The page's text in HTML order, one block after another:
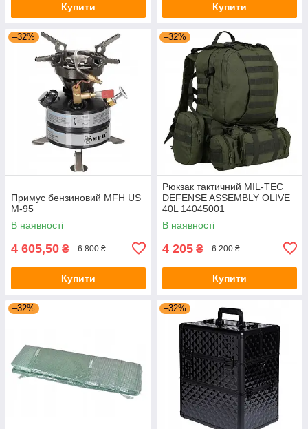
Купити Купити
–32%
Примус бензиновий MFH US
M-95
В наявності
4 605,50 ₴ 6 800 ₴
Купити
–32%
Рюкзак тактичний MIL-TEC
DEFENSE ASSEMBLY OLIVE
40L 14045001
В наявності
4 205 ₴ 6 200 ₴
Купити
–32% –32%